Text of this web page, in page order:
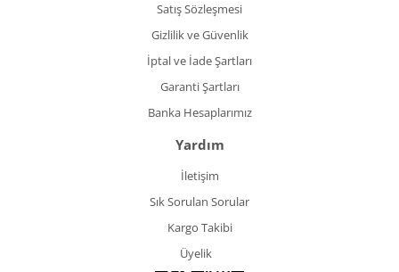
Satış Sözleşmesi
Gizlilik ve Güvenlik
İptal ve İade Şartları
Garanti Şartları
Banka Hesaplarımız
Yardım
İletişim
Sık Sorulan Sorular
Kargo Takibi
Üyelik